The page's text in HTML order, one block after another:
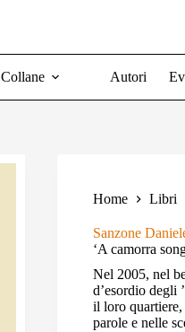
Collane Autori
Home Libri
Sanzone
‘A camorra
Nel 2005, nel
d’esordio degli
il loro quartiere,
parole e nelle